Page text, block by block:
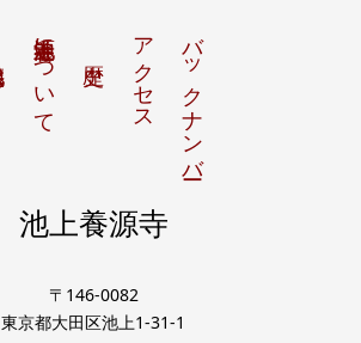
バックナンバー
アクセス
池上養源寺について
池上養源寺
〒146-0082
東京都大田区池上1-31-1